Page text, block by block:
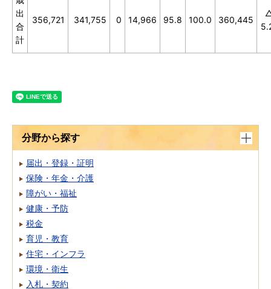
出
合
計
356,721 341,755 0 14,966 95.8 100.0 360,445
分野から探す
届出・登録・証明
保険・年金・介護
障がい・福祉
健康・予防
税金
育児・教育
住宅・インフラ
環境・衛生
入札・契約